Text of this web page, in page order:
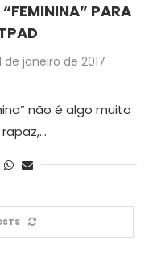
PARA
de janeiro de 2017
não é algo muito